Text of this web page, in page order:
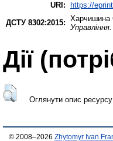
URI: https://
ДСТУ 8302:2015: Харчишина
Управління.
Дії
Оглянути опис ресурсу
© 2008–2026 Zhytomyr Ivan